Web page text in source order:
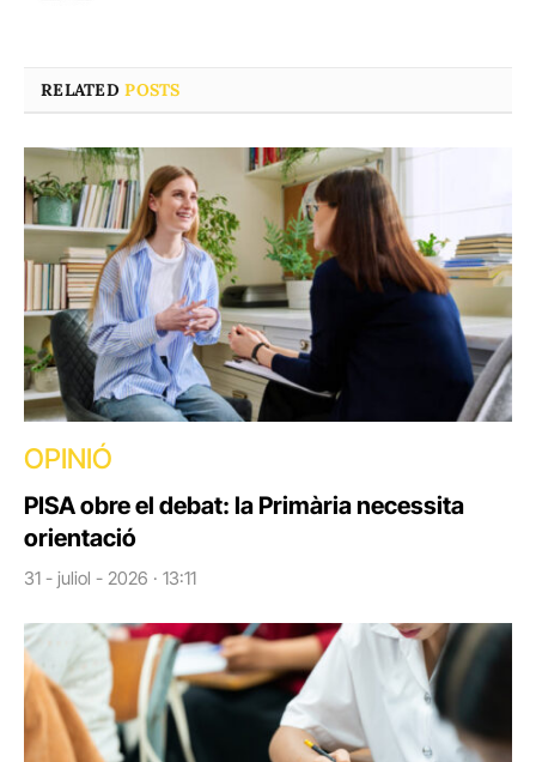
RELATEDPOSTS
OPINIÓ
PISA obre el debat: la Primària necessita
orientació
31 - juliol - 2026 · 13:11